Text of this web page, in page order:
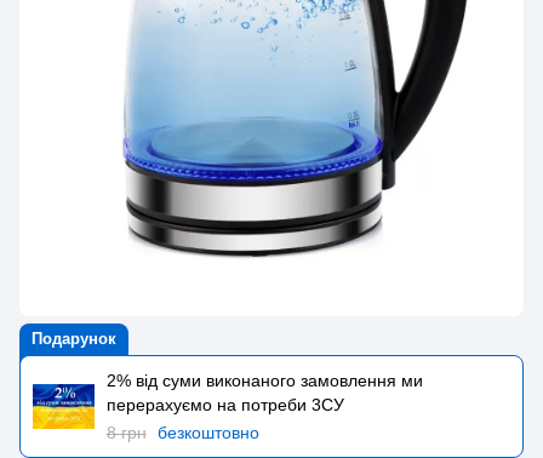
Подарунок
2% від суми виконаного замовлення ми
перерахуємо на потреби 3CУ
8 грн безкоштовно